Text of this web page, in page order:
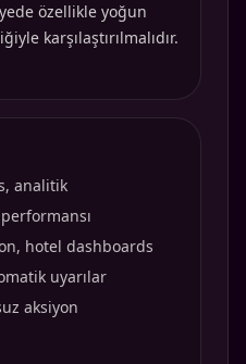
özellikle yoğun
karşılaştırılmalıdır.
analitik
hotel dashboards
uyarılar
aksiyon